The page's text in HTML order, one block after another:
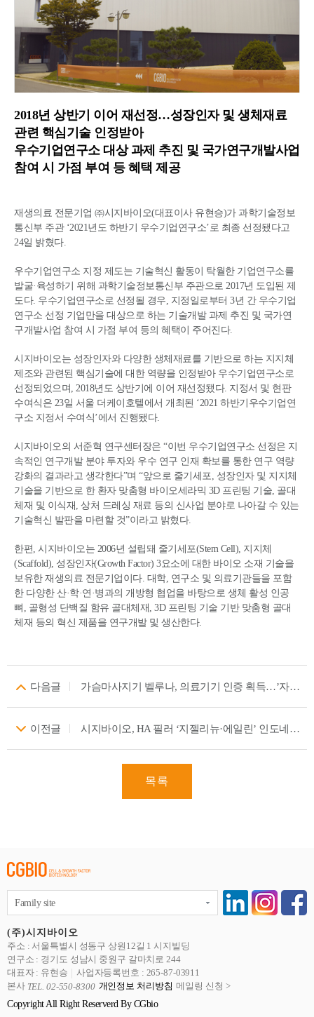
2018년 상반기 이어 재선정…성장인자 및 생체재료
관련 핵심기술 인정받아
우수기업연구소 대상 과제 추진 및 국가연구개발사업
참여 시 가점 부여 등 혜택 제공
재생의료 전문기업 ㈜시지바이오(대표이사 유현승)가 과학기술정보
통신부 주관 ‘2021년도 하반기 우수기업연구소’로 최종 선정됐다고
24일 밝혔다.
우수기업연구소 지정 제도는 기술혁신 활동이 탁월한 기업연구소를
발굴·육성하기 위해 과학기술정보통신부 주관으로 2017년 도입된 제
도다. 우수기업연구소로 선정될 경우, 지정일로부터 3년 간 우수기업
연구소 선정 기업만을 대상으로 하는 기술개발 과제 추진 및 국가연
구개발사업 참여 시 가점 부여 등의 혜택이 주어진다.
시지바이오는 성장인자와 다양한 생체재료를 기반으로 하는 지지체
제조와 관련된 핵심기술에 대한 역량을 인정받아 우수기업연구소로
선정되었으며, 2018년도 상반기에 이어 재선정됐다. 지정서 및 현판
수여식은 23일 서울 더케이호텔에서 개최된 ‘2021 하반기우수기업연
구소 지정서 수여식’에서 진행됐다.
시지바이오의 서준혁 연구센터장은 “이번 우수기업연구소 선정은 지
속적인 연구개발 분야 투자와 우수 연구 인재 확보를 통한 연구 역량
강화의 결과라고 생각한다”며 “앞으로 줄기세포, 성장인자 및 지지체
기술을 기반으로 한 환자 맞춤형 바이오세라믹 3D 프린팅 기술, 골대
체재 및 이식재, 상처 드레싱 재료 등의 신사업 분야로 나아갈 수 있는
기술혁신 발판을 마련할 것”이라고 밝혔다.
한편, 시지바이오는 2006년 설립돼 줄기세포(Stem Cell), 지지체
(Scaffold), 성장인자(Growth Factor) 3요소에 대한 바이오 소재 기술을
보유한 재생의료 전문기업이다. 대학, 연구소 및 의료기관들을 포함
한 다양한 산·학·연·병과의 개방형 협업을 바탕으로 생체 활성 인공
뼈, 골형성 단백질 함유 골대체재, 3D 프린팅 기술 기반 맞춤형 골대
체재 등의 혁신 제품을 연구개발 및 생산한다.
다음글 가슴마사지기 벨루나, 의료기기 인증 획득…’자연가슴솔루션’ 본격 전개
이전글 시지바이오, HA 필러 ‘지젤리뉴·에일린’ 인도네시아 출시
목록
(주)시지바이오
주소 : 서울특별시 성동구 상원12길 1 시지빌딩
연구소 : 경기도 성남시 중원구 갈마치로 244
대표자 : 유현승
사업자등록번호 : 265-87-03911
본사 TEL. 02-550-8300 개인정보 처리방침 메일링 신청 >
Copyright All Right Reserverd By CGbio
Family site